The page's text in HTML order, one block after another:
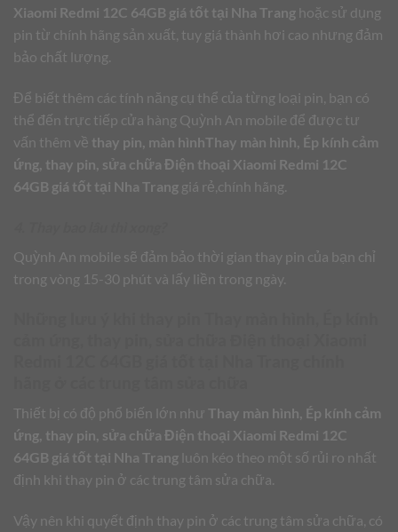
Xiaomi Redmi 12C 64GB giá tốt tại Nha Trang hoặc sử dụng
pin từ chính hãng sản xuất, tuy giá thành hơi cao nhưng đảm
bảo chất lượng.
Để biết thêm các tính năng cụ thể của từng loại pin, bạn có
thể đến trực tiếp cửa hàng Quỳnh An mobile để được tư
vấn thêm về thay pin, màn hìnhThay màn hình, Ép kính cảm
ứng, thay pin, sửa chữa Điện thoại Xiaomi Redmi 12C
64GB giá tốt tại Nha Trang giá rẻ,chính hãng.
Quỳnh An mobile sẽ đảm bảo thời gian thay pin của bạn chỉ
trong vòng 15-30 phút và lấy liền trong ngày.
Thiết bị có độ phổ biến lớn như Thay màn hình, Ép kính cảm
ứng, thay pin, sửa chữa Điện thoại Xiaomi Redmi 12C
64GB giá tốt tại Nha Trang luôn kéo theo một số rủi ro nhất
định khi thay pin ở các trung tâm sửa chữa.
Vậy nên khi quyết định thay pin ở các trung tâm sửa chữa, có